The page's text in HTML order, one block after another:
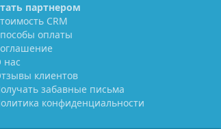
партнером
CRM
оплаты
нас
клиентов
забавные письма
конфиденциальности